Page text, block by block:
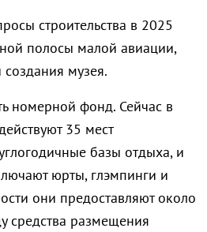
строительства в 2025
полосы малой авиации,
музея.
номерной фонд. Сейчас в
35 мест
базы отдыха, и
юрты, глэмпинги и
они предоставляют около
средства размещения